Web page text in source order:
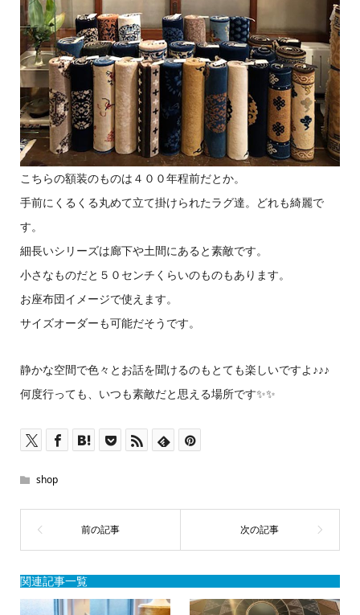
こちらの額装のものは４００年程前だとか。
手前にくるくる丸めて立て掛けられたラグ達。どれも綺麗で
す。
細長いシリーズは廊下や土間にあると素敵です。
小さなものだと５０センチくらいのものもあります。
お座布団イメージで使えます。
サイズオーダーも可能だそうです。
静かな空間で色々とお話を聞けるのもとても楽しいですよ♪♪♪
何度行っても、いつも素敵だと思える場所です✨✨
shop
関連記事一覧